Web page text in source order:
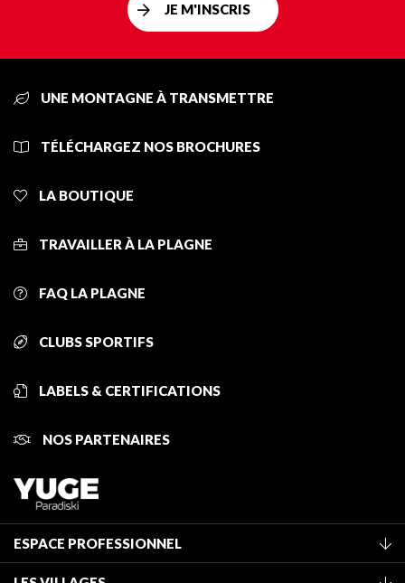
JE M'INSCRIS
UNE MONTAGNE À TRANSMETTRE
TÉLÉCHARGEZ NOS BROCHURES
LA BOUTIQUE
TRAVAILLER À LA PLAGNE
FAQ LA PLAGNE
CLUBS SPORTIFS
LABELS & CERTIFICATIONS
NOS PARTENAIRES
ESPACE PROFESSIONNEL